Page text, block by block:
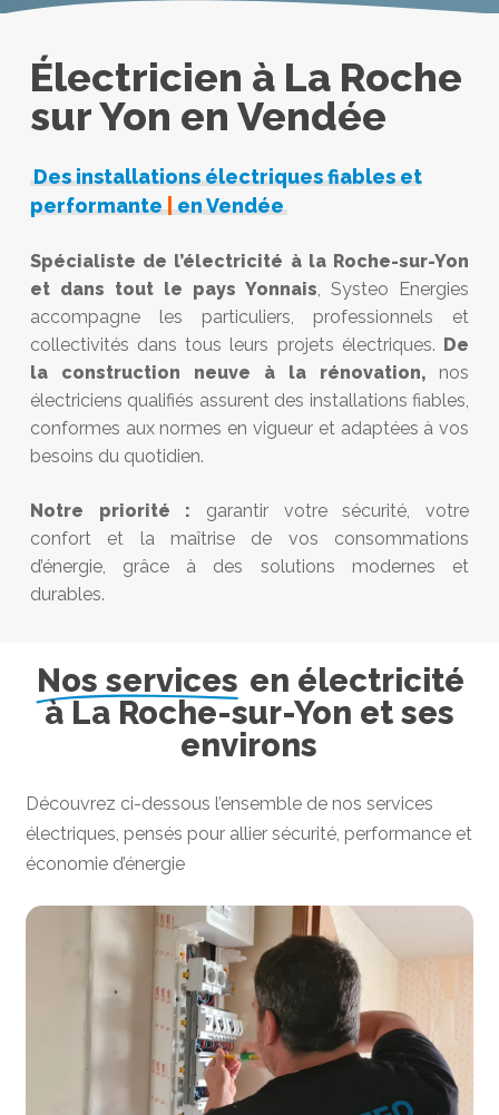
Électricien à La Roche
sur Yon en Vendée
Des installations électriques fiables et
performante
en Vendée
Spécialiste de l’électricité à la Roche-sur-Yon
et dans tout le pays Yonnais , Systeo Energies
accompagne les particuliers, professionnels et
collectivités dans tous leurs projets électriques. De
la construction neuve à la rénovation, nos
électriciens qualifiés assurent des installations fiables,
conformes aux normes en vigueur et adaptées à vos
besoins du quotidien.
Notre priorité : garantir votre sécurité, votre
confort et la maîtrise de vos consommations
d’énergie, grâce à des solutions modernes et
durables.
Nos services en électricité
à La Roche-sur-Yon et ses
environs
Découvrez ci-dessous l’ensemble de nos services
électriques, pensés pour allier sécurité, performance et
économie d’énergie